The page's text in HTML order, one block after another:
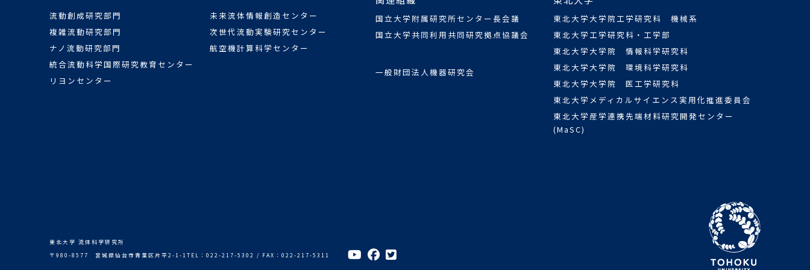
流動創成研究部門
複雑流動研究部門
ナノ流動研究部門
統合流動科学国際研究教育センター
リヨンセンター
未来流体情報創造センター
次世代流動実験研究センター
航空機計算科学センター
国立大学附属研究所センター長会議
国立大学共同利用共同研究拠点協議会
一般財団法人機器研究会
東北大学大学院工学研究科 機械系
東北大学工学研究科・工学部
東北大学大学院 情報科学研究科
東北大学大学院 環境科学研究科
東北大学大学院 医工学研究科
東北大学メディカルサイエンス実用化推進委員会
東北大学産学連携先端材料研究開発センター
(MaSC)
東北大学 流体科学研究所
〒980-8577 宮城県仙台市青葉区片平2-1-1TEL：022-217-5302 / FAX：022-217-5311